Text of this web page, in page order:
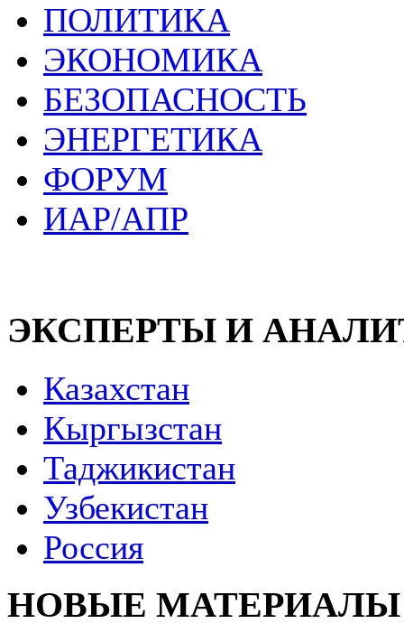
ПОЛИТИКА
ЭКОНОМИКА
БЕЗОПАСНОСТЬ
ЭНЕРГЕТИКА
ФОРУМ
ИАР/АПР
ЭКСПЕРТЫ И
Казахстан
Кыргызстан
Таджикистан
Узбекистан
Россия
НОВЫЕ МАТЕРИАЛЫ